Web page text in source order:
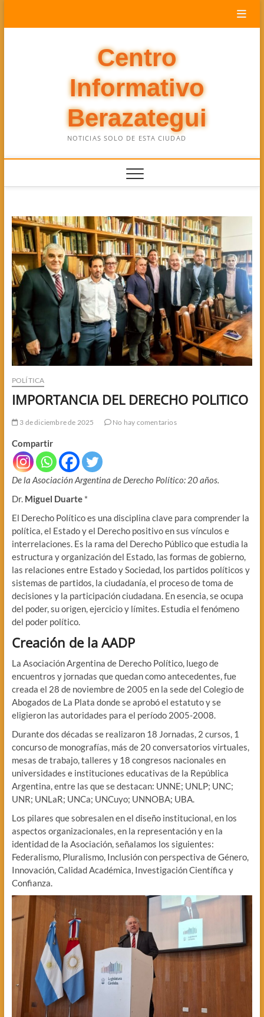
Centro
Informativo
Berazategui
NOTICIAS SOLO DE ESTA CIUDAD
POLÍTICA
IMPORTANCIA DEL DERECHO POLITICO
3 de diciembre de 2025 No hay comentarios
Compartir
De la Asociación Argentina de Derecho Político: 20 años.
Dr. Miguel Duarte*
El Derecho Político es una disciplina clave para comprender la
política, el Estado y el Derecho positivo en sus vínculos e
interrelaciones. Es la rama del Derecho Público que estudia la
estructura y organización del Estado, las formas de gobierno,
las relaciones entre Estado y Sociedad, los partidos políticos y
sistemas de partidos, la ciudadanía, el proceso de toma de
decisiones y la participación ciudadana. En esencia, se ocupa
del poder, su origen, ejercicio y límites. Estudia el fenómeno
del poder político.
Creación de la AADP
La Asociación Argentina de Derecho Político, luego de
encuentros y jornadas que quedan como antecedentes, fue
creada el 28 de noviembre de 2005 en la sede del Colegio de
Abogados de La Plata donde se aprobó el estatuto y se
eligieron las autoridades para el período 2005-2008.
Durante dos décadas se realizaron 18 Jornadas, 2 cursos, 1
concurso de monografías, más de 20 conversatorios virtuales,
mesas de trabajo, talleres y 18 congresos nacionales en
universidades e instituciones educativas de la República
Argentina, entre las que se destacan: UNNE; UNLP; UNC;
UNR; UNLaR; UNCa; UNCuyo; UNNOBA; UBA.
Los pilares que sobresalen en el diseño institucional, en los
aspectos organizacionales, en la representación y en la
identidad de la Asociación, señalamos los siguientes:
Federalismo, Pluralismo, Inclusión con perspectiva de Género,
Innovación, Calidad Académica, Investigación Científica y
Confianza.